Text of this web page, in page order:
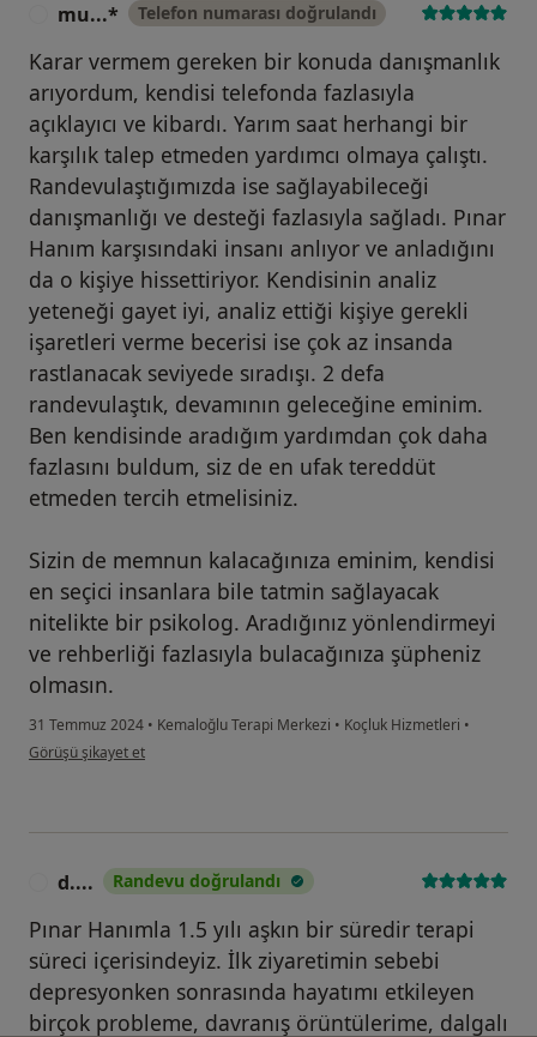
mu...* Telefon numarası doğrulandı
Karar vermem gereken bir konuda danışmanlık
arıyordum, kendisi telefonda fazlasıyla
açıklayıcı ve kibardı. Yarım saat herhangi bir
karşılık talep etmeden yardımcı olmaya çalıştı.
Randevulaştığımızda ise sağlayabileceği
danışmanlığı ve desteği fazlasıyla sağladı. Pınar
Hanım karşısındaki insanı anlıyor ve anladığını
da o kişiye hissettiriyor. Kendisinin analiz
yeteneği gayet iyi, analiz ettiği kişiye gerekli
işaretleri verme becerisi ise çok az insanda
rastlanacak seviyede sıradışı. 2 defa
randevulaştık, devamının geleceğine eminim.
Ben kendisinde aradığım yardımdan çok daha
fazlasını buldum, siz de en ufak tereddüt
etmeden tercih etmelisiniz.
Sizin de memnun kalacağınıza eminim, kendisi
en seçici insanlara bile tatmin sağlayacak
nitelikte bir psikolog. Aradığınız yönlendirmeyi
ve rehberliği fazlasıyla bulacağınıza şüpheniz
olmasın.
31 Temmuz 2024 • Kemaloğlu Terapi Merkezi • Koçluk Hizmetleri •
kullanıcının görüşüne göre mu...*
Görüşü şikayet et
d.... Randevu doğrulandı
Pınar Hanımla 1.5 yılı aşkın bir süredir terapi
süreci içerisindeyiz. İlk ziyaretimin sebebi
depresyonken sonrasında hayatımı etkileyen
birçok probleme, davranış örüntülerime, dalgalı